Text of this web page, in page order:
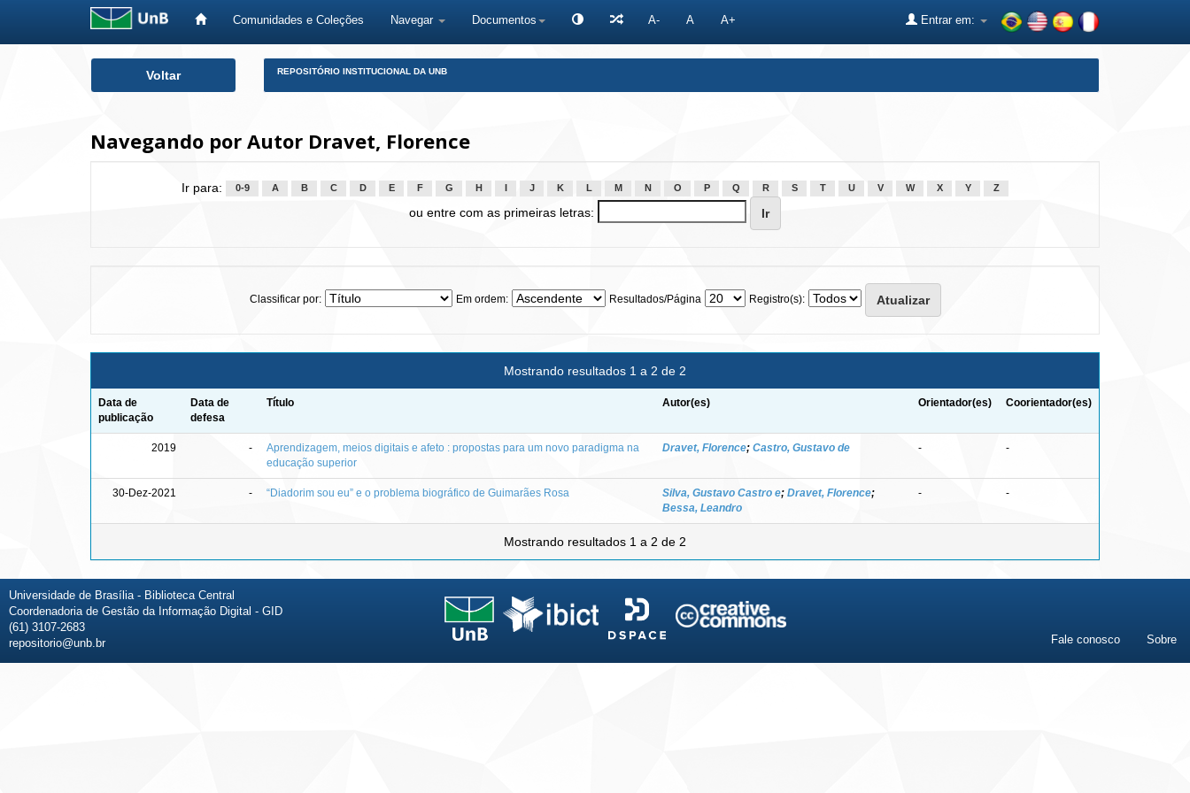
Comunidades e Coleções Navegar Documentos A- A A+ Entrar em:
Voltar REPOSITÓRIO INSTITUCIONAL DA UNB
Navegando por Autor Dravet, Florence
Ir para: 0-9 A B C D E F G H J K L M N O P Q R S T U V W X Y Z
ou entre com as primeiras letras:
Classificar por: Em ordem: Resultados/Página Registro(s):
Mostrando resultados 1 a 2 de 2
Data de
publicação
Data de
defesa
Título Autor(es) Orientador(es) Coorientador(es)
2019 -
Aprendizagem, meios digitais e afeto : propostas para um novo paradigma na
educação superior
Dravet, Florence; Castro, Gustavo de - -
30-Dez-2021 - “Diadorim sou eu” e o problema biográfico de Guimarães Rosa Silva, Gustavo Castro e; Dravet, Florence;
Bessa, Leandro
- -
Mostrando resultados 1 a 2 de 2
Universidade de Brasília - Biblioteca Central
Coordenadoria de Gestão da Informação Digital - GID
(61) 3107-2683
repositorio@unb.br
Fale conosco Sobre